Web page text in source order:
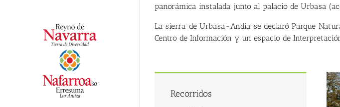
panorámica instalada junto al palacio de Urbasa
La sierra de Urbasa-Andia se declaró Parque
Centro de Información y un espacio de
Recorridos